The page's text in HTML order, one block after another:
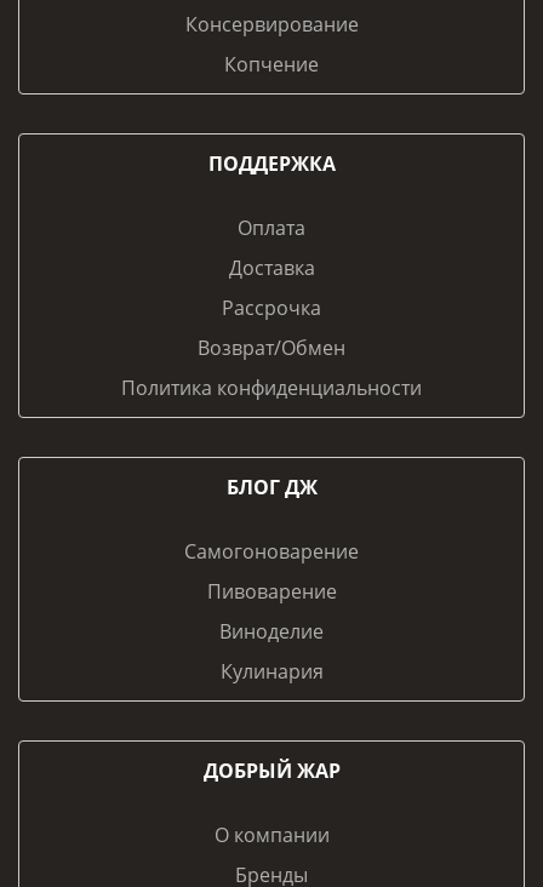
Консервирование
Копчение
ПОДДЕРЖКА
Оплата
Доставка
Рассрочка
Возврат/Обмен
Политика конфиденциальности
БЛОГ ДЖ
Самогоноварение
Пивоварение
Виноделие
Кулинария
ДОБРЫЙ ЖАР
О компании
Бренды